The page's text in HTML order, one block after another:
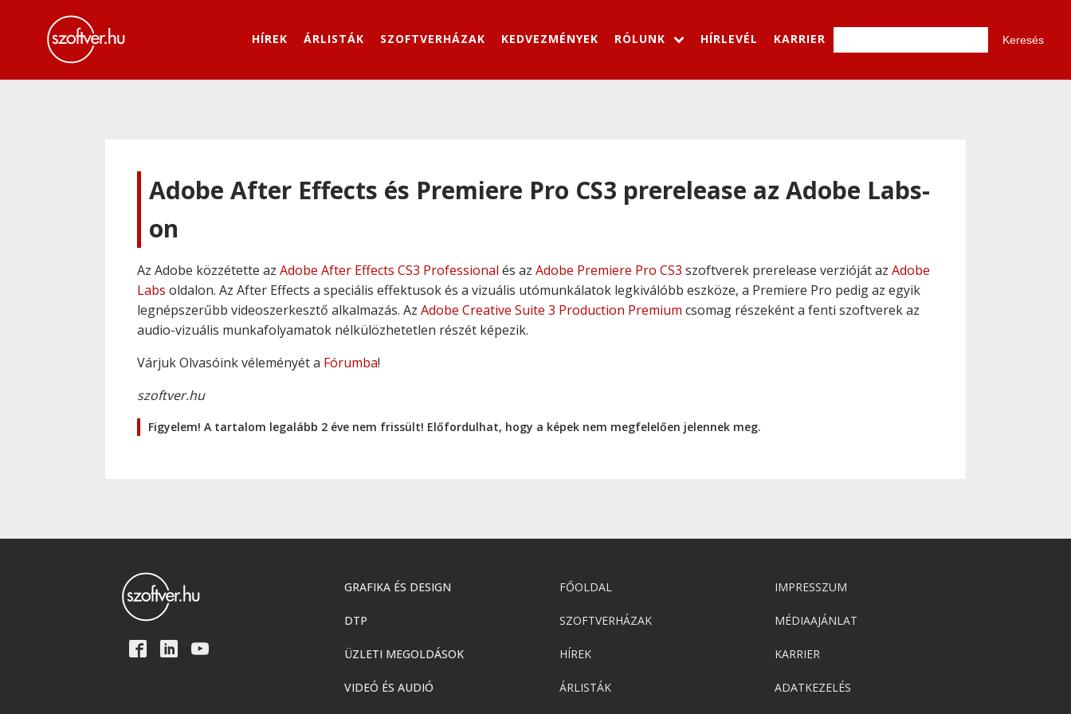
HÍREK ÁRLISTÁK SZOFTVERHÁZAK KEDVEZMÉNYEK RÓLUNK HÍRLEVÉL KARRIER
Adobe After Effects és Premiere Pro CS3 prerelease az Adobe Labs-
on
Az Adobe közzétette az Adobe After Effects CS3 Professional és az Adobe Premiere Pro CS3 szoftverek prerelease verzióját az Adobe
Labs oldalon. Az After Effects a speciális effektusok és a vizuális utómunkálatok legkiválóbb eszköze, a Premiere Pro pedig az egyik
legnépszerűbb videoszerkesztő alkalmazás. Az Adobe Creative Suite 3 Production Premium csomag részeként a fenti szoftverek az
audio-vizuális munkafolyamatok nélkülözhetetlen részét képezik.
Várjuk Olvasóink véleményét a Fórumba!
szoftver.hu
Figyelem! A tartalom legalább 2 éve nem frissült! Előfordulhat, hogy a képek nem megfelelően jelennek meg.
GRAFIKA ÉS DESIGN
DTP
ÜZLETI MEGOLDÁSOK
VIDEÓ ÉS AUDIÓ
FŐOLDAL
SZOFTVERHÁZAK
HÍREK
ÁRLISTÁK
IMPRESSZUM
MÉDIAAJÁNLAT
KARRIER
ADATKEZELÉS